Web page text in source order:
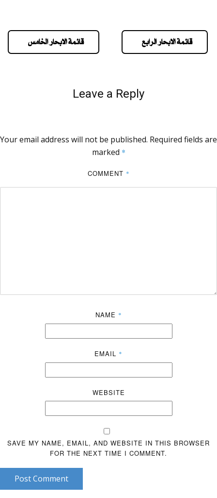
قائمة الابحار الخامس قائمة الابحار الرابع
Leave a Reply
Your email address will not be published. Required fields are
marked *
COMMENT *
NAME *
EMAIL *
WEBSITE
SAVE MY NAME, EMAIL, AND WEBSITE IN THIS BROWSER
FOR THE NEXT TIME I COMMENT.
Post Comment